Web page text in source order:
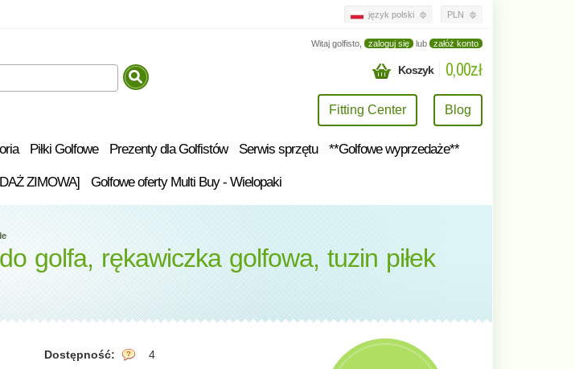
Witaj golfisto, zaloguj się lub załóż konto
Koszyk 0,00zł
Fitting Center Blog
Piłki Golfowe Prezenty dla Golfistów Serwis sprzętu **Golfowe wyprzedaże**
ZIMOWA] Golfowe oferty Multi Buy - Wielopaki
język polski PLN
golfa, rękawiczka golfowa, tuzin piłek
Dostępność:
4